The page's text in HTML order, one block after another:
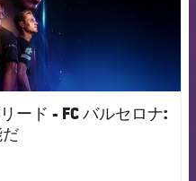
ード - FC バルセロナ: